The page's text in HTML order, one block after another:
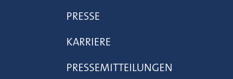
PRESSE
KARRIERE
PRESSEMITTEILUNGEN